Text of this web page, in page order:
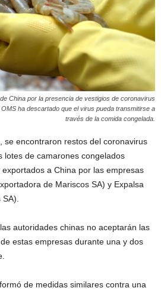
China por la presencia de vestigios de coronavirus
ha descartado que el virus pueda transmitirse a
través de la comida congelada.
se encontraron restos del coronavirus
lotes de camarones congelados
a China por las empresas
de Mariscos SA) y Expalsa
SA).
autoridades chinas no aceptarán las
estas empresas durante una y dos
de medidas similares contra una